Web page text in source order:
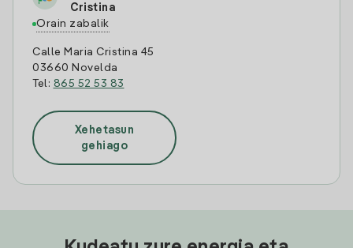
Cristina
Orain zabalik
Calle Maria Cristina 45
03660 Novelda
Tel: 865 52 53 83
Xehetasun
gehiago